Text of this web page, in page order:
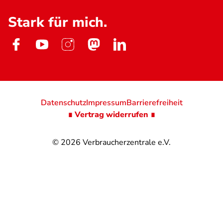
Stark für mich.
© 2026 Verbraucherzentrale e.V.
DatenschutzImpressumBarrierefreiheit
∎ Vertrag widerrufen ∎